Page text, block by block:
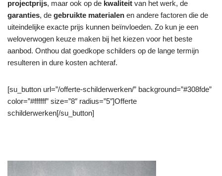
projectprijs, maar ook op de kwaliteit van het werk, de
garanties, de gebruikte materialen en andere factoren die de
uiteindelijke exacte prijs kunnen beïnvloeden. Zo kun je een
weloverwogen keuze maken bij het kiezen voor het beste
aanbod. Onthou dat goedkope schilders op de lange termijn
resulteren in dure kosten achteraf.
[su_button url=”/offerte-schilderwerken/” background=”#308fde”
color=”#ffffff” size=”8″ radius=”5″]Offerte
schilderwerken[/su_button]